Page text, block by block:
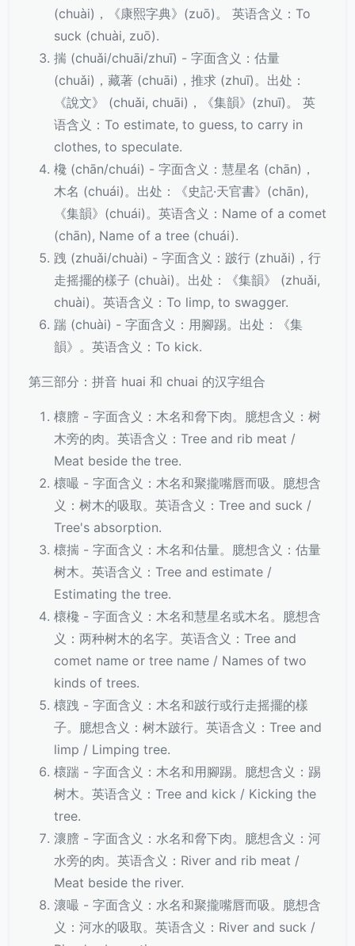
(chuài)，《康熙字典》(zuō)。 英语含义：To
suck (chuài, zuō).
揣 (chuǎi/chuāi/zhuī) - 字面含义：估量
(chuǎi)，藏著 (chuāi)，推求 (zhuī)。出处：
《說文》 (chuǎi, chuāi)，《集韻》(zhuī)。 英
语含义：To estimate, to guess, to carry in
clothes, to speculate.
欃 (chān/chuái) - 字面含义：慧星名 (chān)，
木名 (chuái)。出处：《史記·天官書》(chān),
《集韻》(chuái)。英语含义：Name of a comet
(chān), Name of a tree (chuái).
跩 (zhuǎi/chuài) - 字面含义：跛行 (zhuǎi)，行
走摇擺的樣子 (chuài)。出处：《集韻》 (zhuǎi,
chuài)。英语含义：To limp, to swagger.
踹 (chuài) - 字面含义：用腳踢。出处：《集
韻》。英语含义：To kick.
第三部分：拼音 huai 和 chuai 的汉字组合
櫰膪 - 字面含义：木名和脅下肉。臆想含义：树
木旁的肉。英语含义：Tree and rib meat /
Meat beside the tree.
櫰嘬 - 字面含义：木名和聚攏嘴唇而吸。臆想含
义：树木的吸取。英语含义：Tree and suck /
Tree's absorption.
櫰揣 - 字面含义：木名和估量。臆想含义：估量
树木。英语含义：Tree and estimate /
Estimating the tree.
櫰欃 - 字面含义：木名和慧星名或木名。臆想含
义：两种树木的名字。英语含义：Tree and
comet name or tree name / Names of two
kinds of trees.
櫰跩 - 字面含义：木名和跛行或行走摇擺的樣
子。臆想含义：树木跛行。英语含义：Tree and
limp / Limping tree.
櫰踹 - 字面含义：木名和用腳踢。臆想含义：踢
树木。英语含义：Tree and kick / Kicking the
tree.
瀤膪 - 字面含义：水名和脅下肉。臆想含义：河
水旁的肉。英语含义：River and rib meat /
Meat beside the river.
瀤嘬 - 字面含义：水名和聚攏嘴唇而吸。臆想含
义：河水的吸取。英语含义：River and suck /